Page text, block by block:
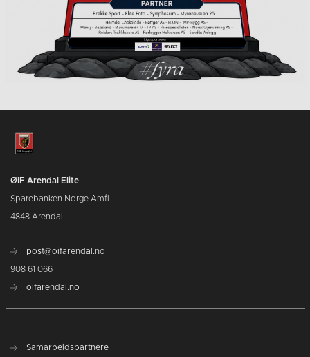
ØIF Arendal Elite
Sparebanken Norge Amfi
4848 Arendal
post@oifarendal.no
908 61 066
oifarendal.no
Samarbeidspartnere